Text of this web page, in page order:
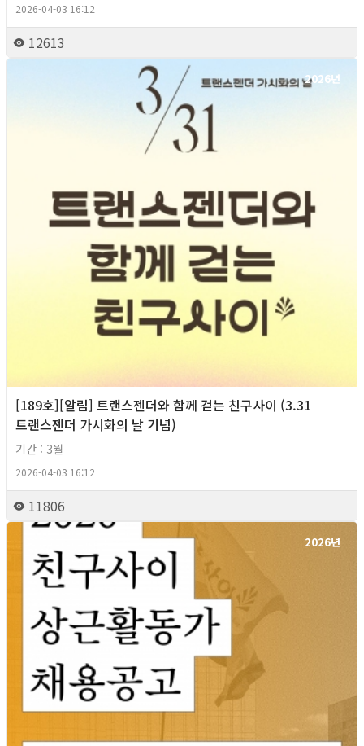
2026-04-03 16:12
12613
2026년
[189호][알림] 트랜스젠더와 함께 걷는 친구사이 (3.31
트랜스젠더 가시화의 날 기념)
기간 : 3월
2026-04-03 16:12
11806
2026년